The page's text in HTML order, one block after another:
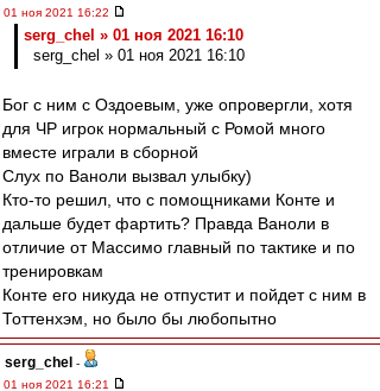
01 ноя 2021 16:22
serg_chel » 01 ноя 2021 16:10
serg_chel » 01 ноя 2021 16:10
Бог с ним с Оздоевым, уже опровергли, хотя
для ЧР игрок нормальный с Ромой много
вместе играли в сборной
Слух по Ваноли вызвал улыбку)
Кто-то решил, что с помощниками Конте и
дальше будет фартить? Правда Ваноли в
отличие от Массимо главный по тактике и по
тренировкам
Конте его никуда не отпустит и пойдет с ним в
Тоттенхэм, но было бы любопытно
serg_chel -
01 ноя 2021 16:21